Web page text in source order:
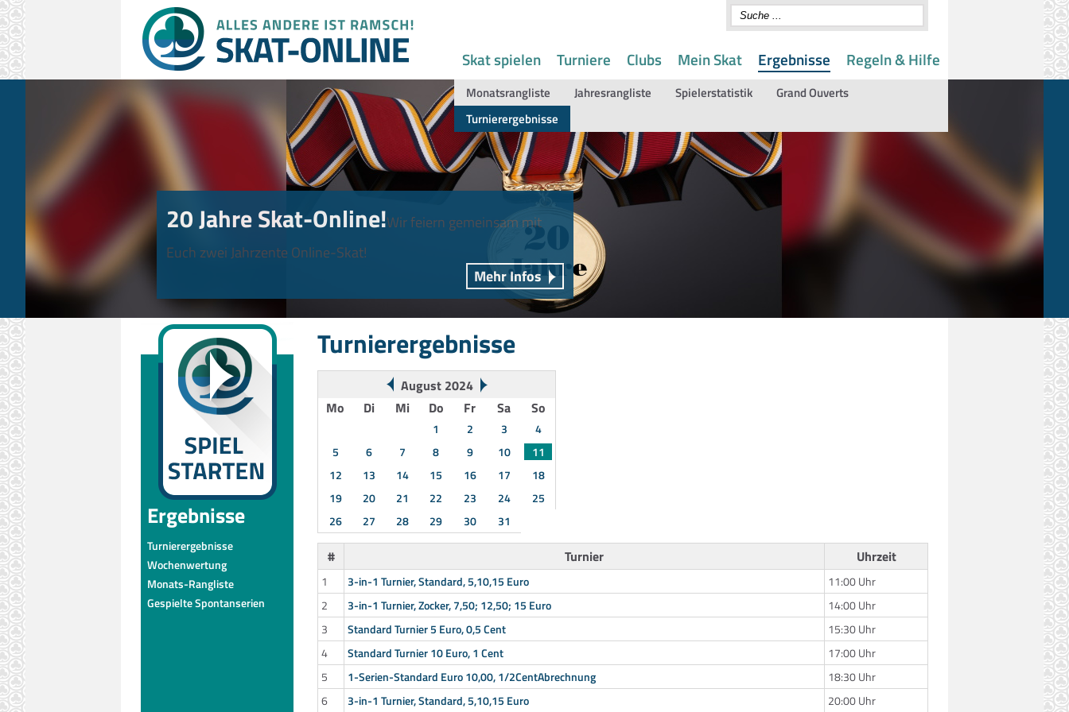
Skat spielen Turniere Clubs Mein Skat Ergebnisse
Monatsrangliste Jahresrangliste Spielerstatistik
Grand Ouverts
Turnierergebnisse
Regeln & Hilfe
20 Jahre Skat-Online!Wir feiern gemeinsam mit
Euch zwei Jahrzente Online-Skat!
Mehr Infos
Ergebnisse
Turnierergebnisse
Wochenwertung
Monats-Rangliste
Gespielte Spontanserien
Turnierergebnisse
August 2024
Mo
Di Mi Do Fr Sa So
1 2 3
4
5
6 7 8 9 10
11
12
13 14 15 16 17
18
19
20 21 22 23 24
25
26
27 28 29 30 31
# Turnier Uhrzeit
1 3-in-1 Turnier, Standard, 5,10,15 Euro
11:00 Uhr
2
3-in-1 Turnier, Zocker, 7,50; 12,50; 15 Euro
14:00 Uhr
3
Standard Turnier 5 Euro, 0,5 Cent
15:30 Uhr
4
Standard Turnier 10 Euro, 1 Cent
17:00 Uhr
5
1-Serien-Standard Euro 10,00, 1/2CentAbrechnung
18:30 Uhr
6
3-in-1 Turnier, Standard, 5,10,15 Euro 20:00 Uhr